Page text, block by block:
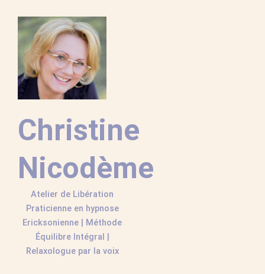
contenu
Christine
Nicodème
Atelier de Libération
Praticienne en hypnose
Ericksonienne | Méthode
Équilibre Intégral |
Relaxologue par la voix